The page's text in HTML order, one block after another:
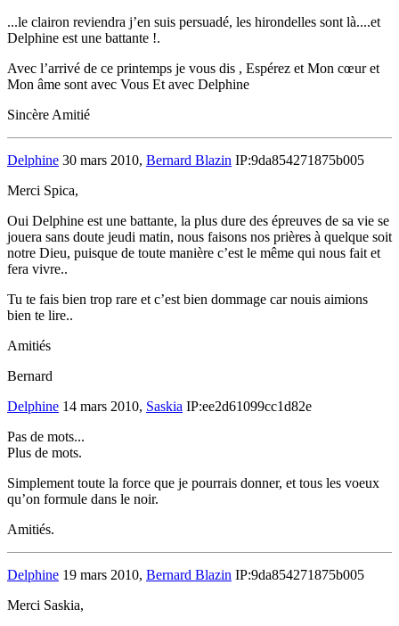
...le clairon reviendra j’en suis persuadé, les hirondelles sont là....et
Delphine est une battante !.
Avec l’arrivé de ce printemps je vous dis , Espérez et Mon cœur et
Mon âme sont avec Vous Et avec Delphine
Sincère Amitié
Delphine 30 mars 2010, Bernard Blazin IP:9da854271875b005
Merci Spica,
Oui Delphine est une battante, la plus dure des épreuves de sa vie se
jouera sans doute jeudi matin, nous faisons nos prières à quelque soit
notre Dieu, puisque de toute manière c’est le même qui nous fait et
fera vivre..
Tu te fais bien trop rare et c’est bien dommage car nouis aimions
bien te lire..
Amitiés
Bernard
Delphine 14 mars 2010, Saskia IP:ee2d61099cc1d82e
Pas de mots...
Plus de mots.
Simplement toute la force que je pourrais donner, et tous les voeux
qu’on formule dans le noir.
Amitiés.
Delphine 19 mars 2010, Bernard Blazin IP:9da854271875b005
Merci Saskia,